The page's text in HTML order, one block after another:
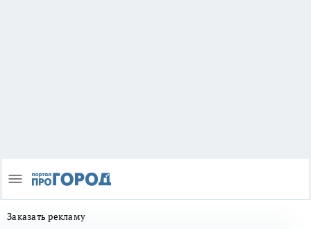
Заказать рекламу